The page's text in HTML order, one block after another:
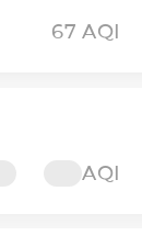
67 AQI
AQI